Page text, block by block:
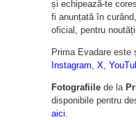
și echipează-te
fi anunțată în
oficial, pentru noutăți.
Prima Evadare este
Instagram X
Fotografiile de la
disponibile pentru
aici